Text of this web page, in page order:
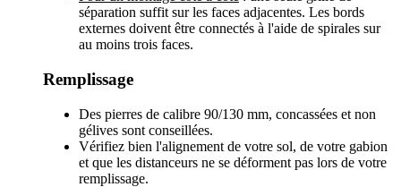
séparation suffit sur les faces adjacentes. Les bords
externes doivent être connectés à l'aide de spirales sur
au moins trois faces.
Remplissage
Des pierres de calibre 90/130 mm, concassées et non
gélives sont conseillées.
Vérifiez bien l'alignement de votre sol, de votre gabion
et que les distanceurs ne se déforment pas lors de votre
remplissage.